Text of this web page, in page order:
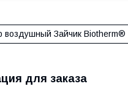
воздушный Зайчик Biotherm®
для заказа